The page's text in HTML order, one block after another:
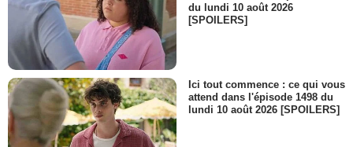
du lundi 10 août 2026
[SPOILERS]
Ici tout commence : ce qui vous
attend dans l'épisode 1498 du
lundi 10 août 2026 [SPOILERS]